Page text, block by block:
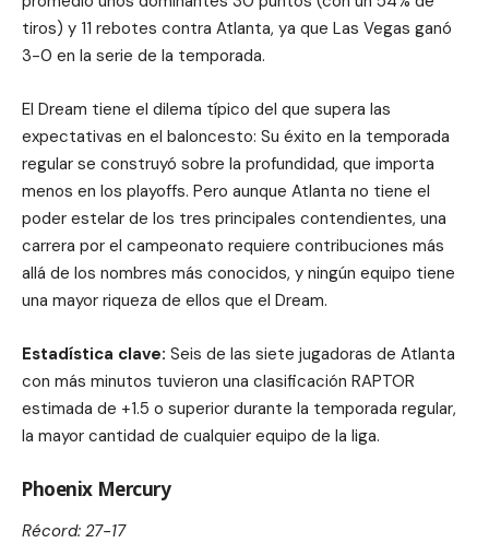
tiros) y 11 rebotes contra Atlanta, ya que Las Vegas ganó
3-0 en la serie de la temporada.
El Dream tiene el dilema típico del que supera las
expectativas en el baloncesto: Su éxito en la temporada
regular se construyó sobre la profundidad, que importa
menos en los playoffs. Pero aunque Atlanta no tiene el
poder estelar de los tres principales contendientes, una
carrera por el campeonato requiere contribuciones más
allá de los nombres más conocidos, y ningún equipo tiene
una mayor riqueza de ellos que el Dream.
Estadística clave: Seis de las siete jugadoras de Atlanta
con más minutos tuvieron una clasificación RAPTOR
estimada de +1.5 o superior durante la temporada regular,
la mayor cantidad de cualquier equipo de la liga.
Phoenix Mercury
Récord: 27-17